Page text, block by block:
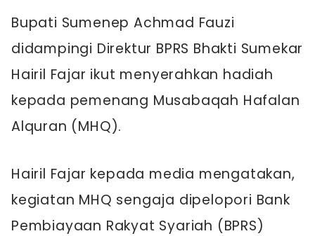
Bupati Sumenep Achmad Fauzi
didampingi Direktur BPRS Bhakti Sumekar
Hairil Fajar ikut menyerahkan hadiah
kepada pemenang Musabaqah Hafalan
Alquran (MHQ).
Hairil Fajar kepada media mengatakan,
kegiatan MHQ sengaja dipelopori Bank
Pembiayaan Rakyat Syariah (BPRS)